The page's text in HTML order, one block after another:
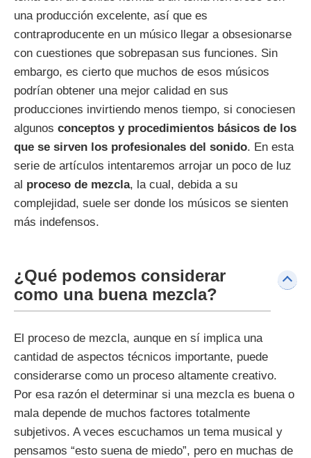
una producción excelente, así que es
contraproducente en un músico llegar a obsesionarse
con cuestiones que sobrepasan sus funciones. Sin
embargo, es cierto que muchos de esos músicos
podrían obtener una mejor calidad en sus
producciones invirtiendo menos tiempo, si conociesen
algunos conceptos y procedimientos básicos de los
que se sirven los profesionales del sonido. En esta
serie de artículos intentaremos arrojar un poco de luz
al proceso de mezcla, la cual, debida a su
complejidad, suele ser donde los músicos se sienten
más indefensos.
¿Qué podemos considerar
como una buena mezcla?
El proceso de mezcla, aunque en sí implica una
cantidad de aspectos técnicos importante, puede
considerarse como un proceso altamente creativo.
Por esa razón el determinar si una mezcla es buena o
mala depende de muchos factores totalmente
subjetivos. A veces escuchamos un tema musical y
pensamos “esto suena de miedo”, pero en muchas de